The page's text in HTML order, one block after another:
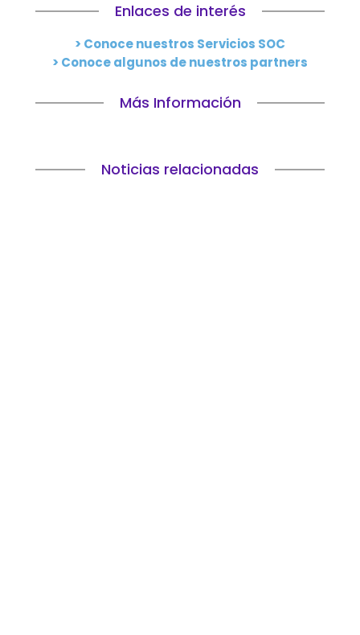
Enlaces de interés
> Conoce nuestros Servicios SOC
> Conoce algunos de nuestros partners
Más Información
Noticias relacionadas